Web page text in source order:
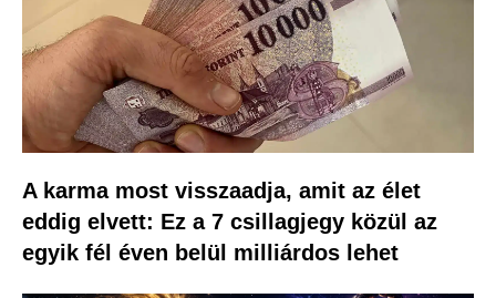
A karma most visszaadja, amit az élet
eddig elvett: Ez a 7 csillagjegy közül az
egyik fél éven belül milliárdos lehet